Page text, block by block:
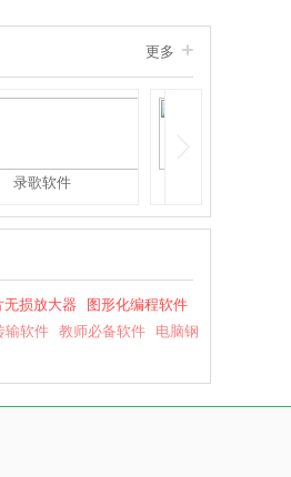
更多
录歌软件
无损放大器
图形化编程软件
输软件 教师必备软件
电脑钢